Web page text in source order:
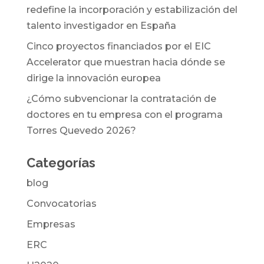
redefine la incorporación y estabilización del
talento investigador en España
Cinco proyectos financiados por el EIC
Accelerator que muestran hacia dónde se
dirige la innovación europea
¿Cómo subvencionar la contratación de
doctores en tu empresa con el programa
Torres Quevedo 2026?
Categorías
blog
Convocatorias
Empresas
ERC